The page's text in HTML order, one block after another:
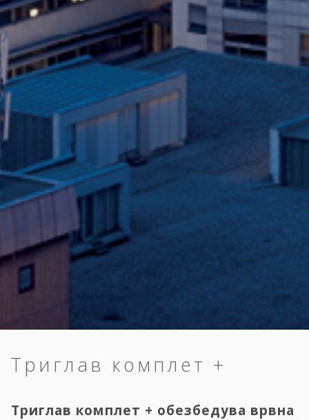
Триглав комплет +
Триглав комплет + обезбедува врвна